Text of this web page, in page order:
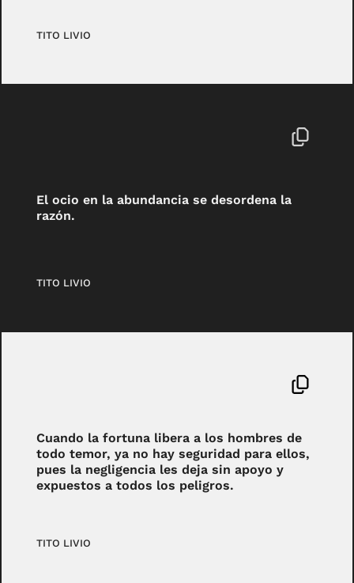
TITO LIVIO
El ocio en la abundancia se desordena la
razón.
TITO LIVIO
Cuando la fortuna libera a los hombres de
todo temor, ya no hay seguridad para ellos,
pues la negligencia les deja sin apoyo y
expuestos a todos los peligros.
TITO LIVIO